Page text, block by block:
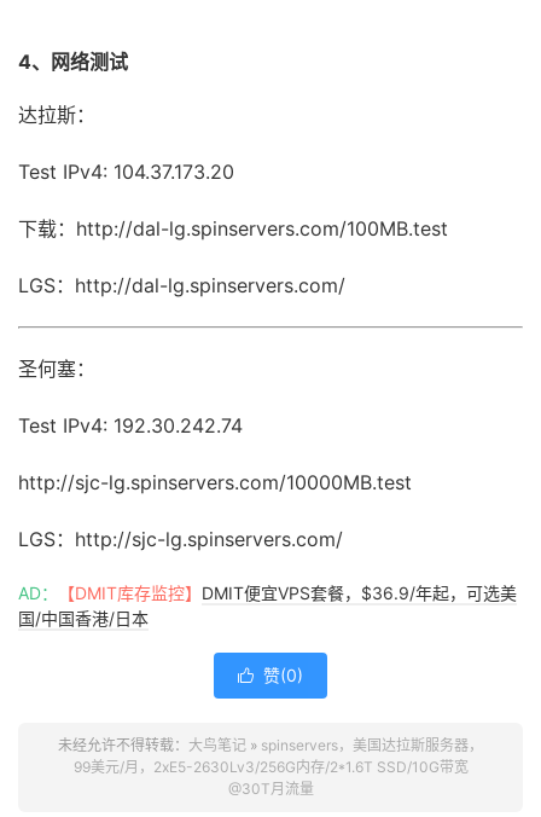
4、网络测试
达拉斯：
Test IPv4: 104.37.173.20
下载：http://dal-lg.spinservers.com/100MB.test
LGS：http://dal-lg.spinservers.com/
圣何塞：
Test IPv4: 192.30.242.74
http://sjc-lg.spinservers.com/10000MB.test
LGS：http://sjc-lg.spinservers.com/
AD： 【DMIT库存监控】 DMIT便宜VPS套餐，$36.9/年起，可选美
国/中国香港/日本
 赞(0)
未经允许不得转载： 大鸟笔记 » spinservers，美国达拉斯服务器，
99美元/月，2xE5-2630Lv3/256G内存/2*1.6T SSD/10G带宽
@30T月流量